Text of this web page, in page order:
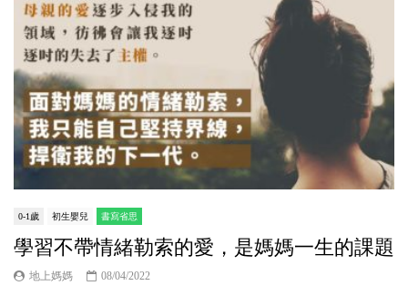
0-1歲 初生嬰兒 書寫省思
學習不帶情緒勒索的愛，是媽媽一生的課題
地上媽媽 08/04/2022